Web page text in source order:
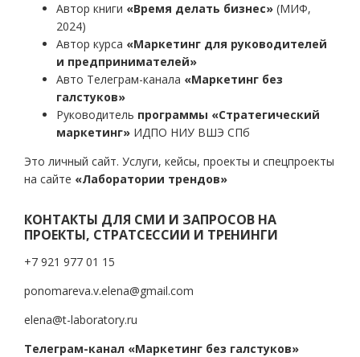
Автор книги «Время делать бизнес» (МИФ,
2024)
Автор курса «Маркетинг для руководителей
и предпринимателей»
Авто Телеграм-канала «Маркетинг без
галстуков»
Руководитель программы «Стратегический
маркетинг» ИДПО НИУ ВШЭ СПб
Это личный сайт. Услуги, кейсы, проекты и спецпроекты
на сайте «Лаборатории трендов»
КОНТАКТЫ ДЛЯ СМИ И ЗАПРОСОВ НА
ПРОЕКТЫ, СТРАТСЕССИИ И ТРЕНИНГИ
+7 921 977 01 15
ponomareva.v.elena@gmail.com
elena@t-laboratory.ru
Телеграм-канал «Маркетинг без галстуков»